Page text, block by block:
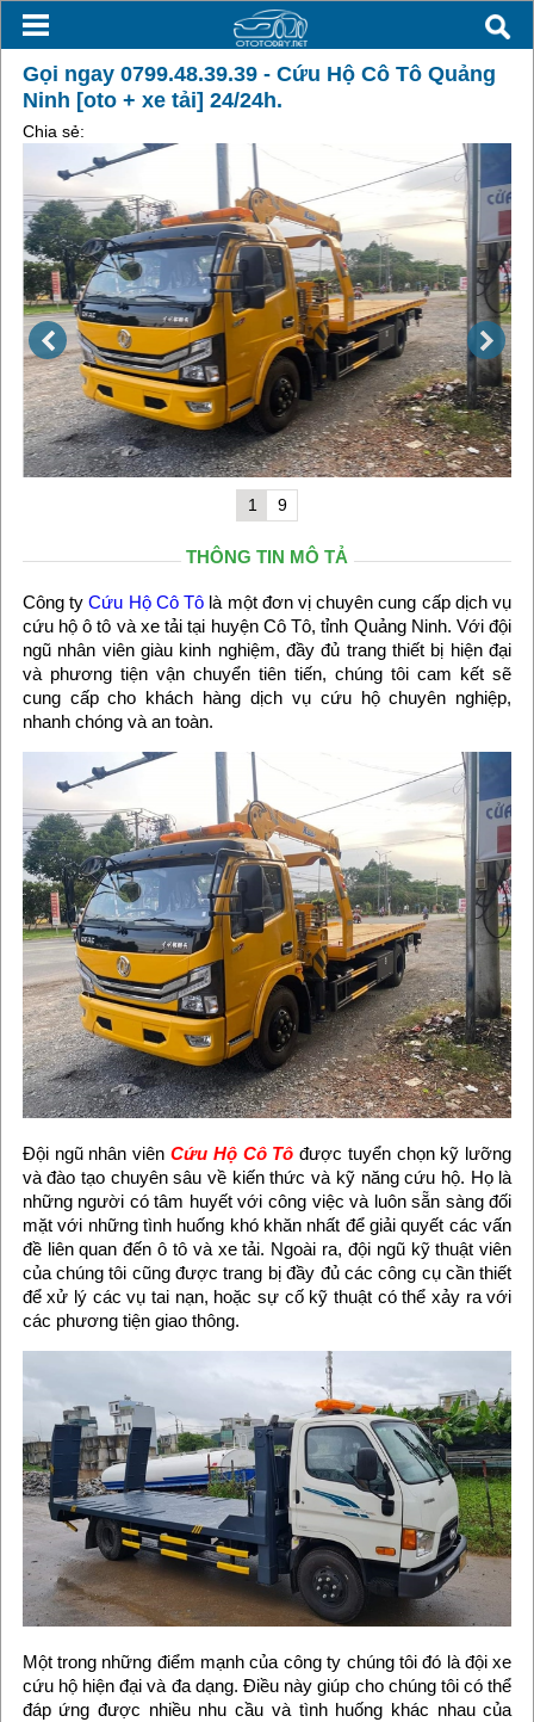
Gọi ngay 0799.48.39.39 - Cứu Hộ Cô Tô Quảng
Ninh [oto + xe tải] 24/24h.
Chia sẻ:
1 9
THÔNG TIN MÔ TẢ
Công tyCứu Hộ Cô Tô là một đơn vị chuyên cung cấp dịch vụ
cứu hộ ô tô và xe tải tại huyện Cô Tô, tỉnh Quảng Ninh. Với đội
ngũ nhân viên giàu kinh nghiệm, đầy đủ trang thiết bị hiện đại
và phương tiện vận chuyển tiên tiến, chúng tôi cam kết sẽ
cung cấp cho khách hàng dịch vụ cứu hộ chuyên nghiệp,
nhanh chóng và an toàn.
Đội ngũ nhân viên Cứu Hộ Cô Tô được tuyển chọn kỹ lưỡng
và đào tạo chuyên sâu về kiến thức và kỹ năng cứu hộ. Họ là
những người có tâm huyết với công việc và luôn sẵn sàng đối
mặt với những tình huống khó khăn nhất để giải quyết các vấn
đề liên quan đến ô tô và xe tải. Ngoài ra, đội ngũ kỹ thuật viên
của chúng tôi cũng được trang bị đầy đủ các công cụ cần thiết
để xử lý các vụ tai nạn, hoặc sự cố kỹ thuật có thể xảy ra với
các phương tiện giao thông.
Một trong những điểm mạnh của công ty chúng tôi đó là đội xe
cứu hộ hiện đại và đa dạng. Điều này giúp cho chúng tôi có thể
đáp ứng được nhiều nhu cầu và tình huống khác nhau của